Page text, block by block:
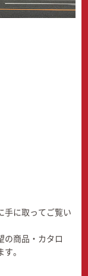
手に取ってご覧い
の商品・カタロ
。